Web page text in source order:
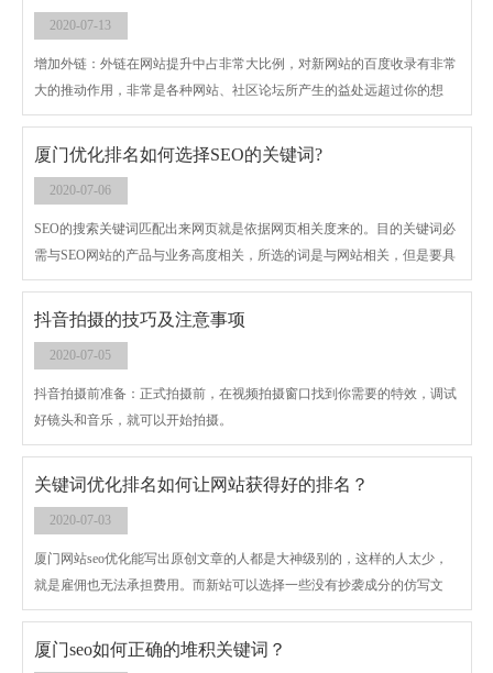
2020-07-13
增加外链：外链在网站提升中占非常大比例，对新网站的百度收录有非常
大的推动作用，非常是各种网站、社区论坛所产生的益处远超过你的想
像。比如百度搜索的了解、百度百科，搜狐网的blog、问答网站等这种全
是你提升外链的好去处。但是要留意的是外链还要掌握分寸，假如被分辨
厦门优化排名如何选择SEO的关键词?
2020-07-06
SEO的搜索关键词匹配出来网页就是依据网页相关度来的。目的关键词必
需与SEO网站的产品与业务高度相关，所选的词是与网站相关，但是要具
有极高的相关性。SEO关键词的排名以及转化率都是需要了解的，seo人员
爱堆关键词密度，其实也是经过密度来提高网页相关性方便提高相关度，
抖音拍摄的技巧及注意事项
2020-07-05
抖音拍摄前准备：正式拍摄前，在视频拍摄窗口找到你需要的特效，调试
好镜头和音乐，就可以开始拍摄。
关键词优化排名如何让网站获得好的排名？
2020-07-03
厦门网站seo优化能写出原创文章的人都是大神级别的，这样的人太少，
就是雇佣也无法承担费用。而新站可以选择一些没有抄袭成分的仿写文
章，文章的内容质量越高，越可以吸引到用户。网站内的不同栏目，都应
该定期更新文章，前期每天几篇。后期可以适当的放慢速度，但发布频率
厦门seo如何正确的堆积关键词？